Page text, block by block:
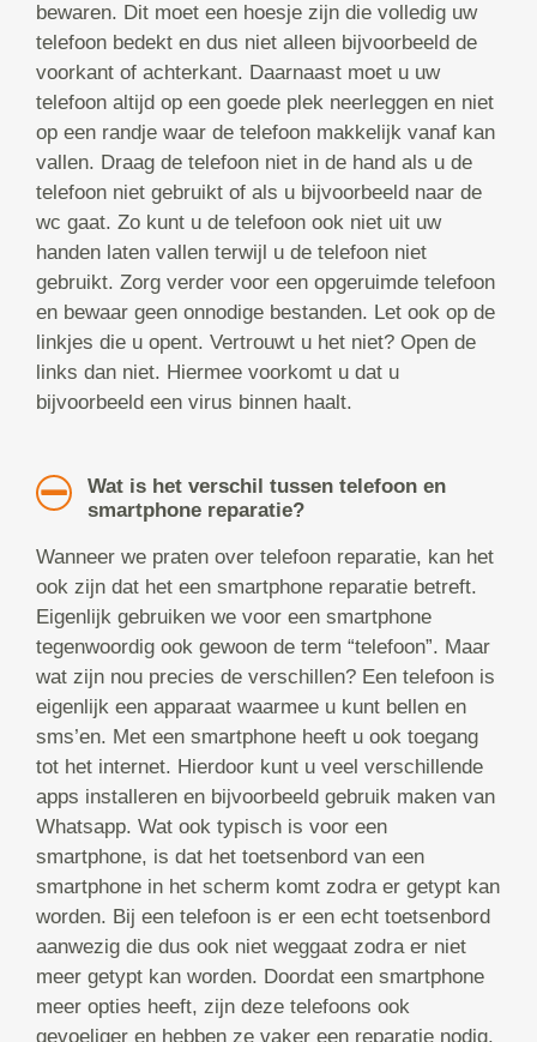
bewaren. Dit moet een hoesje zijn die volledig uw
telefoon bedekt en dus niet alleen bijvoorbeeld de
voorkant of achterkant. Daarnaast moet u uw
telefoon altijd op een goede plek neerleggen en niet
op een randje waar de telefoon makkelijk vanaf kan
vallen. Draag de telefoon niet in de hand als u de
telefoon niet gebruikt of als u bijvoorbeeld naar de
wc gaat. Zo kunt u de telefoon ook niet uit uw
handen laten vallen terwijl u de telefoon niet
gebruikt. Zorg verder voor een opgeruimde telefoon
en bewaar geen onnodige bestanden. Let ook op de
linkjes die u opent. Vertrouwt u het niet? Open de
links dan niet. Hiermee voorkomt u dat u
bijvoorbeeld een virus binnen haalt.
Wat is het verschil tussen telefoon en
smartphone reparatie?
Wanneer we praten over telefoon reparatie, kan het
ook zijn dat het een smartphone reparatie betreft.
Eigenlijk gebruiken we voor een smartphone
tegenwoordig ook gewoon de term “telefoon”. Maar
wat zijn nou precies de verschillen? Een telefoon is
eigenlijk een apparaat waarmee u kunt bellen en
sms’en. Met een smartphone heeft u ook toegang
tot het internet. Hierdoor kunt u veel verschillende
apps installeren en bijvoorbeeld gebruik maken van
Whatsapp. Wat ook typisch is voor een
smartphone, is dat het toetsenbord van een
smartphone in het scherm komt zodra er getypt kan
worden. Bij een telefoon is er een echt toetsenbord
aanwezig die dus ook niet weggaat zodra er niet
meer getypt kan worden. Doordat een smartphone
meer opties heeft, zijn deze telefoons ook
gevoeliger en hebben ze vaker een reparatie nodig.